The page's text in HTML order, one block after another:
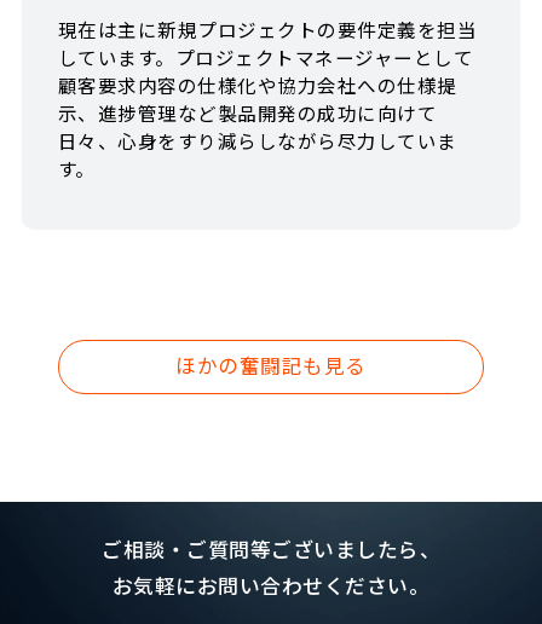
現在は主に新規プロジェクトの要件定義を担当
しています。プロジェクトマネージャーとして
顧客要求内容の仕様化や協力会社への仕様提
示、進捗管理など製品開発の成功に向けて
日々、心身をすり減らしながら尽力していま
す。
ほかの奮闘記も見る
ご相談・ご質問等ございましたら、
お気軽にお問い合わせください。